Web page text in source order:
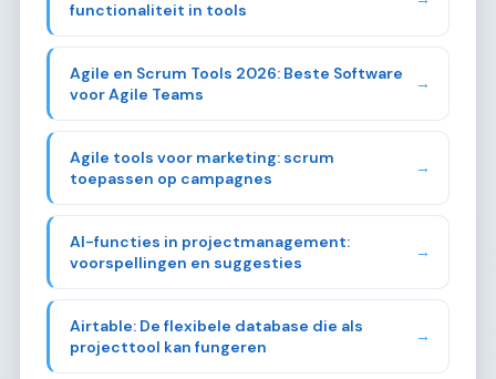
functionaliteit in tools
Agile en Scrum Tools 2026: Beste Software
voor Agile Teams
→
Agile tools voor marketing: scrum
toepassen op campagnes
→
AI-functies in projectmanagement:
voorspellingen en suggesties
→
Airtable: De flexibele database die als
projecttool kan fungeren
→